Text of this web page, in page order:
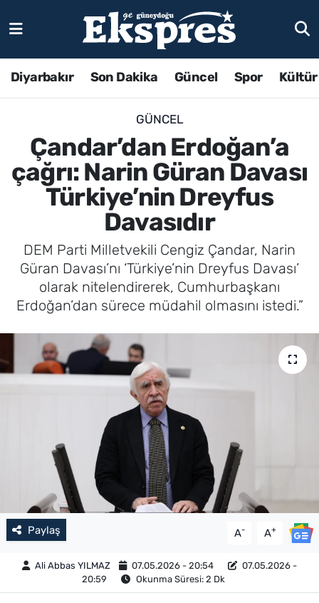
Diyarbakır Son Dakika Güncel Spor
GÜNCEL
Çandar’dan Erdoğan’a
çağrı: Narin Güran Davası
Türkiye’nin Dreyfus
Davasıdır
DEM Parti Milletvekili Cengiz Çandar, Narin
Güran Davası’nı ‘Türkiye’nin Dreyfus Davası’
olarak nitelendirerek, Cumhurbaşkanı
Erdoğan’dan sürece müdahil olmasını istedi.”
Paylaş A- A+
Ali Abbas YILMAZ 07.05.2026 - 20:54
07.05.2026 -
20:59
Okunma Süresi: 2 Dk